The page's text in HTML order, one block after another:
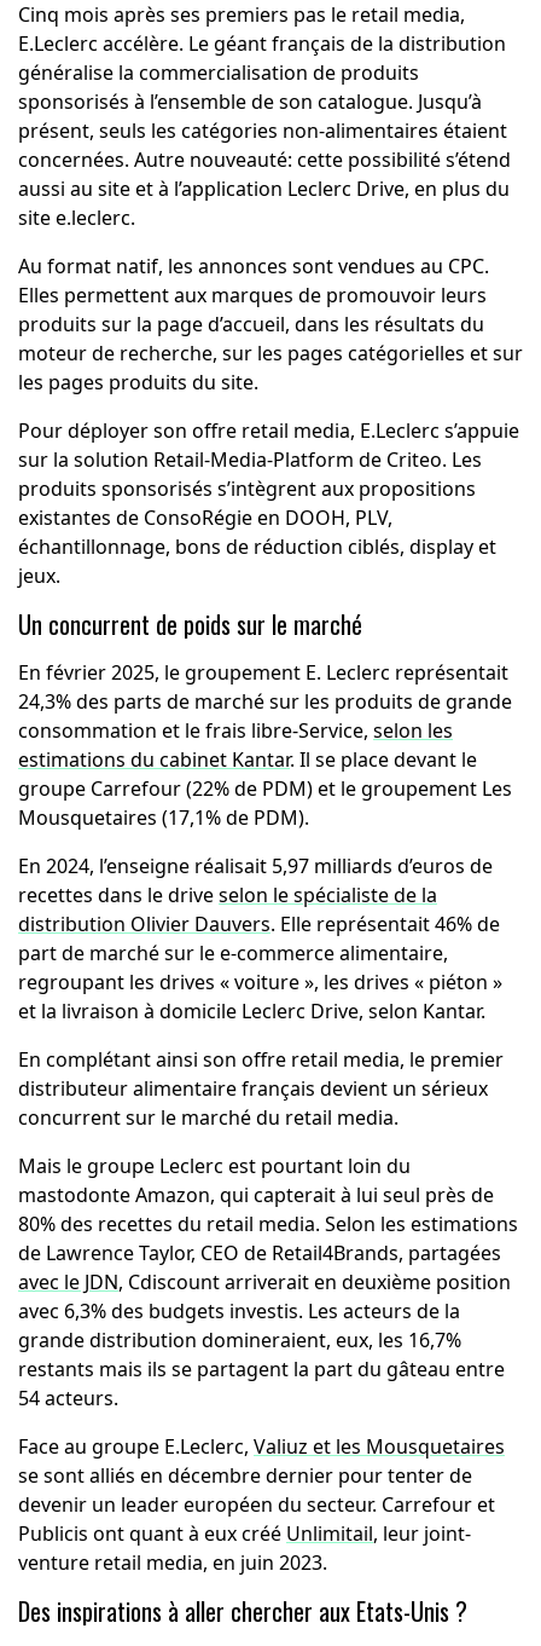
Cinq mois après ses premiers pas le retail media,
E.Leclerc accélère. Le géant français de la distribution
généralise la commercialisation de produits
sponsorisés à l’ensemble de son catalogue. Jusqu’à
présent, seuls les catégories non-alimentaires étaient
concernées. Autre nouveauté: cette possibilité s’étend
aussi au site et à l’application Leclerc Drive, en plus du
site e.leclerc.
Au format natif, les annonces sont vendues au CPC.
Elles permettent aux marques de promouvoir leurs
produits sur la page d’accueil, dans les résultats du
moteur de recherche, sur les pages catégorielles et sur
les pages produits du site.
Pour déployer son offre retail media, E.Leclerc s’appuie
sur la solution Retail-Media-Platform de Criteo. Les
produits sponsorisés s’intègrent aux propositions
existantes de ConsoRégie en DOOH, PLV,
échantillonnage, bons de réduction ciblés, display et
jeux.
Un concurrent de poids sur le marché
En février 2025, le groupement E. Leclerc représentait
24,3% des parts de marché sur les produits de grande
consommation et le frais libre-Service, selon les
estimations du cabinet Kantar. Il se place devant le
groupe Carrefour (22% de PDM) et le groupement Les
Mousquetaires (17,1% de PDM).
En 2024, l’enseigne réalisait 5,97 milliards d’euros de
recettes dans le driveselon le spécialiste de la
distribution Olivier Dauvers. Elle représentait 46% de
part de marché sur le e-commerce alimentaire,
regroupant les drives « voiture », les drives « piéton »
et la livraison à domicile Leclerc Drive, selon Kantar.
En complétant ainsi son offre retail media, le premier
distributeur alimentaire français devient un sérieux
concurrent sur le marché du retail media.
Mais le groupe Leclerc est pourtant loin du
mastodonte Amazon, qui capterait à lui seul près de
80% des recettes du retail media. Selon les estimations
de Lawrence Taylor, CEO de Retail4Brands, partagées
avec le JDN, Cdiscount arriverait en deuxième position
avec 6,3% des budgets investis. Les acteurs de la
grande distribution domineraient, eux, les 16,7%
restants mais ils se partagent la part du gâteau entre
54 acteurs.
Face au groupe E.Leclerc, Valiuz et les Mousquetaires
se sont alliés en décembre dernier pour tenter de
devenir un leader européen du secteur. Carrefour et
Publicis ont quant à eux créé Unlimitail, leur joint-
venture retail media, en juin 2023.
Des inspirations à aller chercher aux Etats-Unis ?